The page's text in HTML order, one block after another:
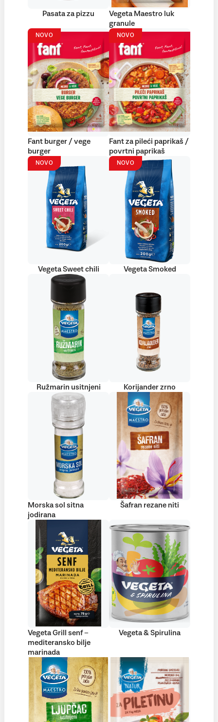
Pasata za pizzu
Vegeta Maestro luk
granule
NOVO
Fant burger / vege
burger
NOVO
Fant za pileći paprikaš /
povrtni paprikaš
NOVO
Vegeta Sweet chili
NOVO
Vegeta Smoked
Ružmarin usitnjeni Korijander zrno
Morska sol sitna
jodirana
Šafran rezane niti
Vegeta Grill senf –
mediteransko bilje
marinada
Vegeta & Spirulina